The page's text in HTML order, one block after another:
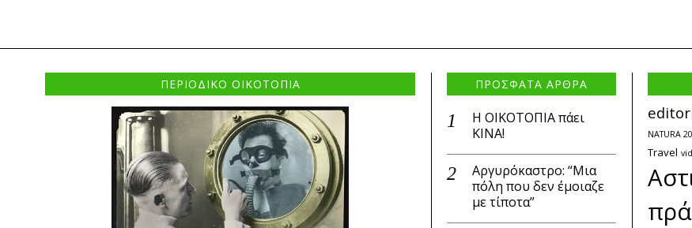
ΠΕΡΙΟΔΙΚΟ ΟΙΚΟΤΟΠΙΑ ΠΡΟΣΦΑΤΑ ΑΡΘΡΑ
Η ΟΙΚΟΤΟΠΙΑ πάει
ΚΙΝΑ!
Αργυρόκαστρο: “Μια
πόλη που δεν έμοιαζε
με τίποτα”
NATURA
Travel